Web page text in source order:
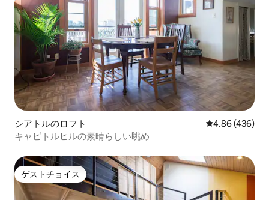
シアトルのロフト レビュー436
4.86 (436)
キャピトルヒルの素晴らしい眺め
ゲストチョイス
ゲストチョイス